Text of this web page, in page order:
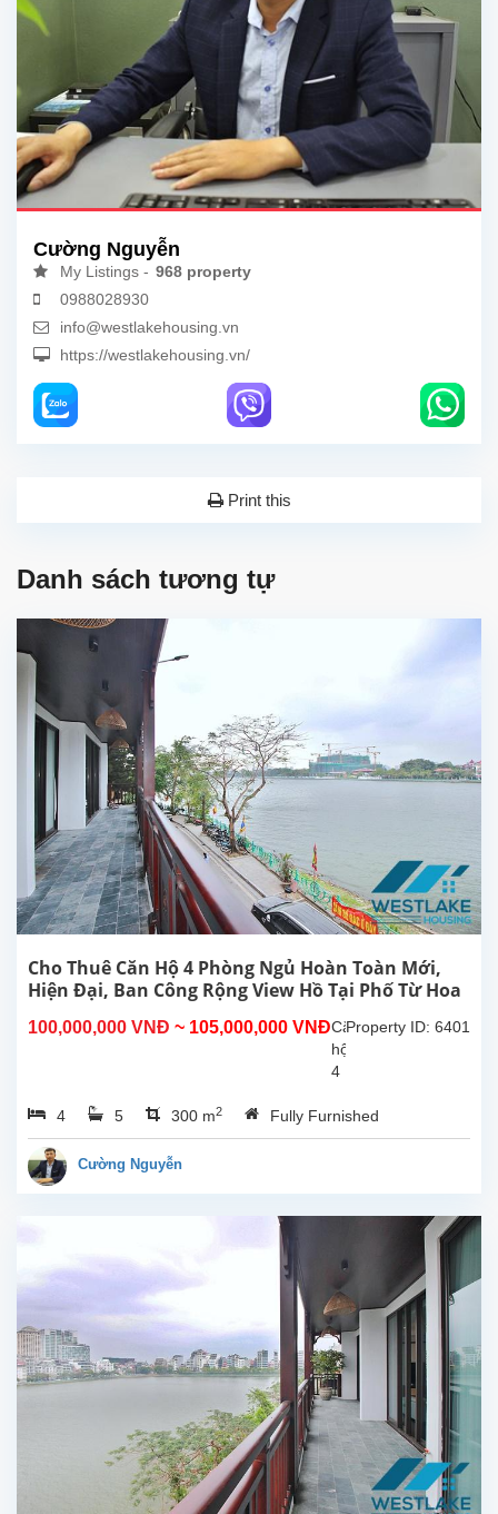
Cường Nguyễn
My Listings - 968 property
0988028930
info@westlakehousing.vn
https://westlakehousing.vn/
Print this
Danh sách tương tự
Cho Thuê Căn Hộ 4 Phòng Ngủ Hoàn Toàn Mới,
Hiện Đại, Ban Công Rộng View Hồ Tại Phố Từ Hoa
100,000,000 VNĐ ~ 105,000,000 VNĐ Property ID: 6401
Căn
hộ
4
ngủ
hoàn
đại,
ban
công
view
Hồ
cho
thuê
phố
Từ
Hoa,
4 5 300 m2 Fully Furnished
Cường Nguyễn